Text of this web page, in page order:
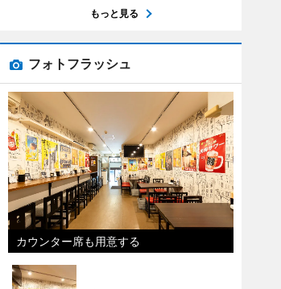
もっと見る
フォトフラッシュ
カウンター席も用意する